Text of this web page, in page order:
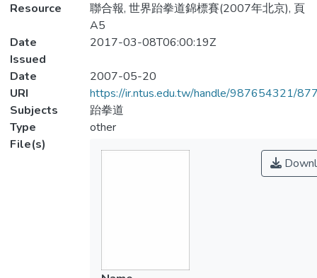
Resource
聯合報, 世界跆拳道錦標賽(2007年北京), 頁
A5
Date
Issued
2017-03-08T06:00:19Z
Date
2007-05-20
URI
https://ir.ntus.edu.tw/handle/987654321/
Subjects
跆拳道
Type
other
File(s)